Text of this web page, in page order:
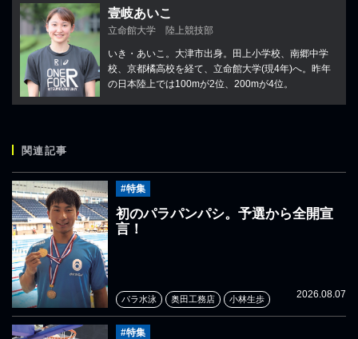
壹岐あいこ
立命館大学 陸上競技部
いき・あいこ。大津市出身。田上小学校、南郷中学
校、京都橘高校を経て、立命館大学(現4年)へ。昨年
の日本陸上では100mが2位、200mが4位。
関連記事
#特集
初のパラパンパシ。予選から全開宣
言！
2026.08.07
パラ水泳 奥田工務店 小林生歩
#特集